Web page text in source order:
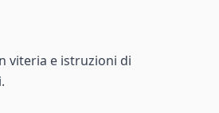
viteria e istruzioni di